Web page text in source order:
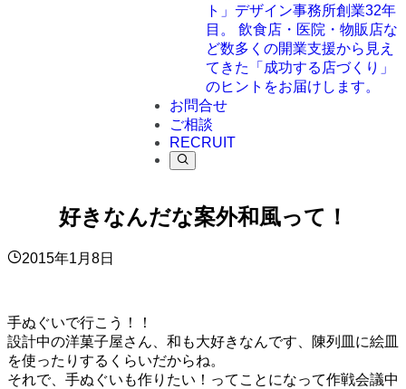
ト」 デザイン事務所創業32年
目。 飲食店・医院・物販店な
ど数多くの開業支援から見え
てきた「成功する店づくり」
のヒントをお届けします。
お問合せ
ご相談
RECRUIT
好きなんだな案外和風って！
2015年1月8日
手ぬぐいで行こう！！
設計中の洋菓子屋さん、和も大好きなんです、陳列皿に絵皿
を使ったりするくらいだからね。
それで、手ぬぐいも作りたい！ってことになって作戦会議中